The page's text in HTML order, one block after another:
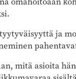
ja
mitä asioita